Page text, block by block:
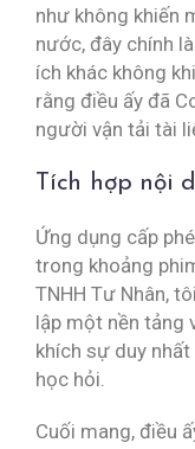
như không khiến
nước, đây chính
ích khác không
rằng điều ấy đã
người vận tải tài
Tích hợp nội
Ứng dụng cấp
trong khoảng
TNHH Tư Nhân,
lập một nền tảng
khích sự duy
học hỏi.
Cuối mang, điều